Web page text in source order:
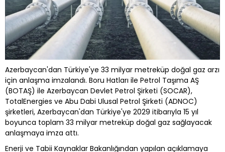
Azerbaycan'dan Türkiye'ye 33 milyar metreküp doğal gaz arzı
için anlaşma imzalandı. Boru Hatları ile Petrol Taşıma AŞ
(BOTAŞ) ile Azerbaycan Devlet Petrol Şirketi (SOCAR),
TotalEnergies ve Abu Dabi Ulusal Petrol Şirketi (ADNOC)
şirketleri, Azerbaycan'dan Türkiye'ye 2029 itibarıyla 15 yıl
boyunca toplam 33 milyar metreküp doğal gaz sağlayacak
anlaşmaya imza attı.
Enerji ve Tabii Kaynaklar Bakanlığından yapılan açıklamaya